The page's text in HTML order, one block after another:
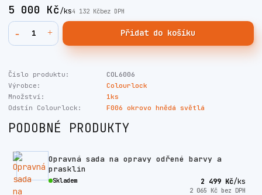
5 000 Kč/ks4 132 Kčbez DPH
Přidat do košíku
Číslo produktu:
COL6006
Výrobce:
Colourlock
Množství:
1ks
Odstín Colourlock:
F006 okrovo hnědá světlá
PODOBNÉ PRODUKTY
Opravná sada na opravy odřené barvy a
prasklin
2 499 Kč/ks
2 065 Kč bez DPH
Skladem